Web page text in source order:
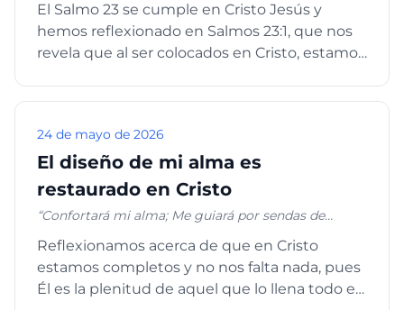
23:2
El Salmo 23 se cumple en Cristo Jesús y
hemos reflexionado en Salmos 23:1, que nos
revela que al ser colocados en Cristo, estamos
24 de mayo de 2026
El diseño de mi alma es
restaurado en Cristo
“Confortará mi alma; Me guiará por sendas de
Reflexionamos acerca de que en Cristo
estamos completos y no nos falta nada, pues
Él es la plenitud de aquel que lo llena todo en